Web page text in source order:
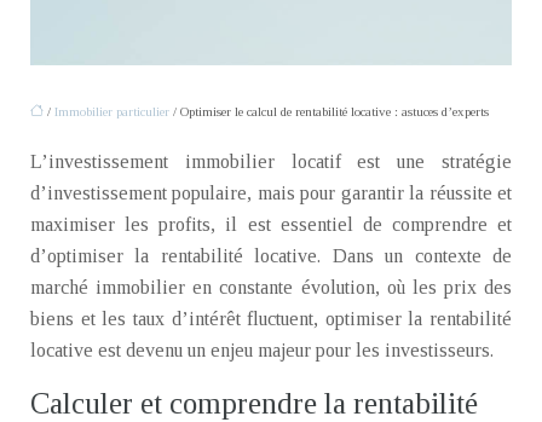
/ Immobilier particulier / Optimiser le calcul de rentabilité locative : astuces d’experts
L’investissement immobilier locatif est une stratégie
d’investissement populaire, mais pour garantir la réussite et
maximiser les profits, il est essentiel de comprendre et
d’optimiser la rentabilité locative. Dans un contexte de
marché immobilier en constante évolution, où les prix des
biens et les taux d’intérêt fluctuent, optimiser la rentabilité
locative est devenu un enjeu majeur pour les investisseurs.
Calculer et comprendre la rentabilité